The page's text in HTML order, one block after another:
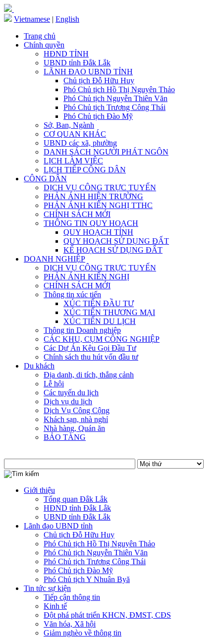
Vietnamese | English
Trang chủ
Chính quyền
HĐND TỈNH
UBND tỉnh Đắk Lắk
LÃNH ĐẠO UBND TỈNH
Chủ tịch Đỗ Hữu Huy
Phó Chủ tịch Hồ Thị Nguyên Thảo
Phó Chủ tịch Nguyễn Thiên Văn
Phó Chủ tịch Trương Công Thái
Phó Chủ tịch Đào Mỹ
Sở, Ban, Ngành
CƠ QUAN KHÁC
UBND các xã, phường
DANH SÁCH NGƯỜI PHÁT NGÔN
LỊCH LÀM VIỆC
LỊCH TIẾP CÔNG DÂN
CÔNG DÂN
DỊCH VỤ CÔNG TRỰC TUYẾN
PHẢN ÁNH HIỆN TRƯỜNG
PHẢN ÁNH KIẾN NGHỊ TTHC
CHÍNH SÁCH MỚI
THÔNG TIN QUY HOẠCH
QUY HOẠCH TỈNH
QUY HOẠCH SỬ DỤNG ĐẤT
KẾ HOẠCH SỬ DỤNG ĐẤT
DOANH NGHIỆP
DỊCH VỤ CÔNG TRỰC TUYẾN
PHẢN ÁNH KIẾN NGHỊ
CHÍNH SÁCH MỚI
Thông tin xúc tiến
XÚC TIẾN ĐẦU TƯ
XÚC TIẾN THƯƠNG MẠI
XÚC TIẾN DU LỊCH
Thông tin Doanh nghiệp
CÁC KHU, CỤM CÔNG NGHIỆP
Các Dự Án Kêu Gọi Đầu Tư
Chính sách thu hút vốn đầu tư
Du khách
Địa danh, di tích, thắng cảnh
Lễ hội
Các tuyến du lịch
Dịch vụ du lịch
Dịch Vụ Công Cộng
Khách sạn, nhà nghỉ
Nhà hàng, Quán ăn
BẢO TÀNG
Giới thiệu
Tổng quan Đắk Lắk
HĐND tỉnh Đắk Lắk
UBND tỉnh Đắk Lắk
Lãnh đạo UBND tỉnh
Chủ tịch Đỗ Hữu Huy
Phó Chủ tịch Hồ Thị Nguyên Thảo
Phó Chủ tịch Nguyễn Thiên Văn
Phó Chủ tịch Trương Công Thái
Phó Chủ tịch Đào Mỹ
Phó Chủ tịch Y Nhuân Byă
Tin tức sự kiện
Tiếp cận thông tin
Kinh tế
Đột phá phát triển KHCN, ĐMST, CĐS
Văn hóa, Xã hội
Giảm nghèo về thông tin